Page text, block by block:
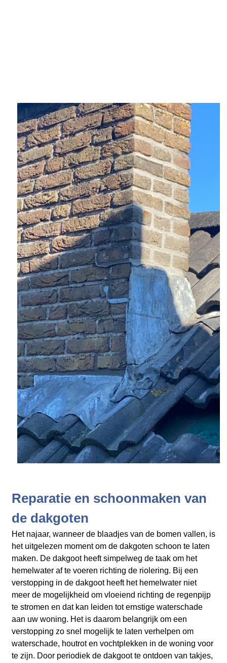
Reparatie en schoonmaken van
de dakgoten
Het najaar, wanneer de blaadjes van de bomen vallen, is
het uitgelezen moment om de dakgoten schoon te laten
maken. De dakgoot heeft simpelweg de taak om het
hemelwater af te voeren richting de riolering. Bij een
verstopping in de dakgoot heeft het hemelwater niet
meer de mogelijkheid om vloeiend richting de regenpijp
te stromen en dat kan leiden tot ernstige waterschade
aan uw woning. Het is daarom belangrijk om een
verstopping zo snel mogelijk te laten verhelpen om
waterschade, houtrot en vochtplekken in de woning voor
te zijn. Door periodiek de dakgoot te ontdoen van takjes,